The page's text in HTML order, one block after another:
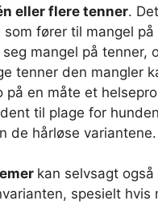
eller flere tenner.
som fører til mangel på
mangel på tenner,
tenner den mangler
på en måte et
til plage for
de hårløse variantene.
kan selvsagt
spesielt hvis